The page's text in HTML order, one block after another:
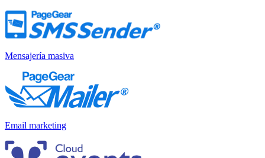
Mensajería masiva
Email marketing